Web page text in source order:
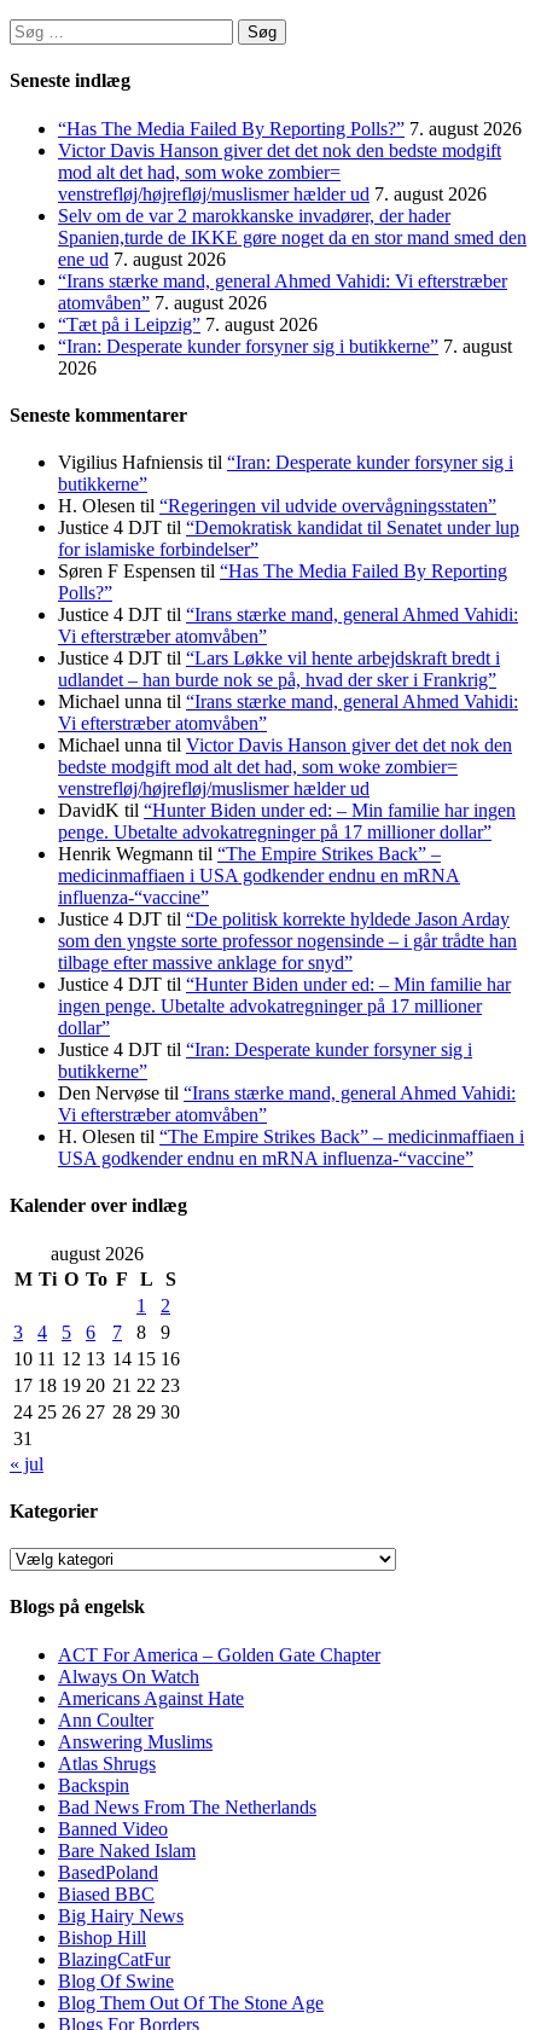
Søg
efter:
Seneste indlæg
“Has The Media Failed By Reporting Polls?” 7. august 2026
Victor Davis Hanson giver det det nok den bedste modgift
mod alt det had, som woke zombier=
venstrefløj/højrefløj/muslismer hælder ud 7. august 2026
Selv om de var 2 marokkanske invadører, der hader
Spanien,turde de IKKE gøre noget da en stor mand smed den
ene ud 7. august 2026
“Irans stærke mand, general Ahmed Vahidi: Vi efterstræber
atomvåben” 7. august 2026
“Tæt på i Leipzig” 7. august 2026
“Iran: Desperate kunder forsyner sig i butikkerne” 7. august
2026
Seneste kommentarer
Vigilius Hafniensis til “Iran: Desperate kunder forsyner sig i
butikkerne”
H. Olesen til “Regeringen vil udvide overvågningsstaten”
Justice 4 DJT til “Demokratisk kandidat til Senatet under lup
for islamiske forbindelser”
Søren F Espensen til “Has The Media Failed By Reporting
Polls?”
Justice 4 DJT til “Irans stærke mand, general Ahmed Vahidi:
Vi efterstræber atomvåben”
Justice 4 DJT til “Lars Løkke vil hente arbejdskraft bredt i
udlandet – han burde nok se på, hvad der sker i Frankrig”
Michael unna til “Irans stærke mand, general Ahmed Vahidi:
Vi efterstræber atomvåben”
Michael unna til Victor Davis Hanson giver det det nok den
bedste modgift mod alt det had, som woke zombier=
venstrefløj/højrefløj/muslismer hælder ud
DavidK til “Hunter Biden under ed: – Min familie har ingen
penge. Ubetalte advokat­regninger på 17 millioner dollar”
Henrik Wegmann til “The Empire Strikes Back” –
medicinmaffiaen i USA godkender endnu en mRNA
influenza-“vaccine”
Justice 4 DJT til “De politisk korrekte hyldede Jason Arday
som den yngste sorte professor nogensinde – i går trådte han
tilbage efter massive anklage for snyd”
Justice 4 DJT til “Hunter Biden under ed: – Min familie har
ingen penge. Ubetalte advokat­regninger på 17 millioner
dollar”
Justice 4 DJT til “Iran: Desperate kunder forsyner sig i
butikkerne”
Den Nervøse til “Irans stærke mand, general Ahmed Vahidi:
Vi efterstræber atomvåben”
H. Olesen til “The Empire Strikes Back” – medicinmaffiaen i
USA godkender endnu en mRNA influenza-“vaccine”
Kalender over indlæg
august 2026
M Ti O To F L
S
1
2
3
4 5 6 7 8
9
10 11 12 13 14 15 16
17 18 19 20 21 22 23
24 25 26 27 28 29 30
31
« jul
Kategorier
Kategorier
Blogs på engelsk
ACT For America – Golden Gate Chapter
Always On Watch
Americans Against Hate
Ann Coulter
Answering Muslims
Atlas Shrugs
Backspin
Bad News From The Netherlands
Banned Video
Bare Naked Islam
BasedPoland
Biased BBC
Big Hairy News
Bishop Hill
BlazingCatFur
Blog Of Swine
Blog Them Out Of The Stone Age
Blogs For Borders